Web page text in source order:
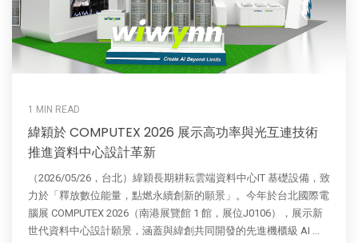
1 MIN READ
緯穎於 COMPUTEX 2026 展示高功率與光互連技術
推進資料中心設計革新
（2026/05/26，台北）緯穎長期耕耘雲端資料中心IT 基礎設備，致
力於「釋放數位能量，點燃永續創新的願景」。今年於台北國際電
腦展 COMPUTEX 2026（南港展覽館 1 館，展位J0106），展示新
世代資料中心設計願景，涵蓋與緯創共同開發的先進機櫃級 AI ...